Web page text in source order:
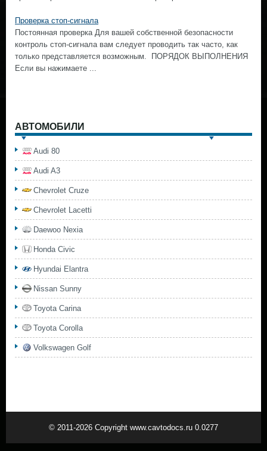
Проверка стоп-сигнала
Постоянная проверка Для вашей собственной безопасности
контроль стоп-сигнала вам следует проводить так часто, как
только представляется возможным. ПОРЯДОК ВЫПОЛНЕНИЯ
Если вы нажимаете ...
АВТОМОБИЛИ
Audi 80
Audi A3
Chevrolet Cruze
Chevrolet Lacetti
Daewoo Nexia
Honda Civic
Hyundai Elantra
Nissan Sunny
Toyota Carina
Toyota Corolla
Volkswagen Golf
© 2011-2026 Copyright www.cavtodocs.ru 0.0277